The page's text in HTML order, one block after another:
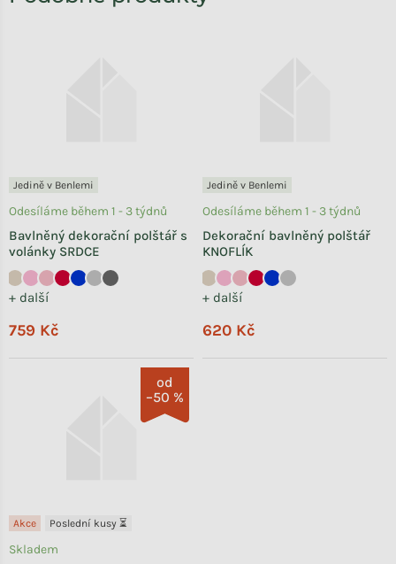
Jedině v Benlemi
Bavlněný dekorační polštář s
volánky SRDCE
+ další
Odesíláme během 1 - 3 týdnů
759 Kč
Jedině v Benlemi
Dekorační bavlněný polštář
KNOFLÍK
+ další
Odesíláme během 1 - 3 týdnů
620 Kč
od
–50 %
Akce Poslední kusy ⏳
Skladem